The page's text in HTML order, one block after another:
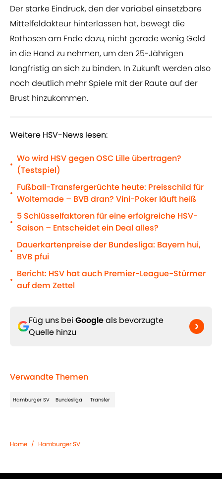
Der starke Eindruck, den der variabel einsetzbare
Mittelfeldakteur hinterlassen hat, bewegt die
Rothosen am Ende dazu, nicht gerade wenig Geld
in die Hand zu nehmen, um den 25-Jährigen
langfristig an sich zu binden. In Zukunft werden also
noch deutlich mehr Spiele mit der Raute auf der
Brust hinzukommen.
Weitere HSV-News lesen:
•
Wo wird HSV gegen OSC Lille übertragen?
(Testspiel)
•
Fußball-Transfergerüchte heute: Preisschild für
Woltemade – BVB dran? Vini-Poker läuft heiß
•
5 Schlüsselfaktoren für eine erfolgreiche HSV-
Saison – Entscheidet ein Deal alles?
•
Dauerkartenpreise der Bundesliga: Bayern hui,
BVB pfui
•
Bericht: HSV hat auch Premier-League-Stürmer
auf dem Zettel
Füg uns bei Googleals bevorzugte
Quelle hinzu
Verwandte Themen
Hamburger SV Bundesliga Transfer
Home / Hamburger SV